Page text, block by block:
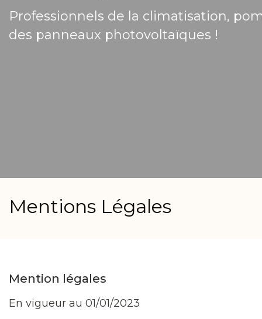
Professionnels de la climatisation,
des panneaux photovoltaïques !
Mentions Légales
Mention légales
En vigueur au 01/01/2023